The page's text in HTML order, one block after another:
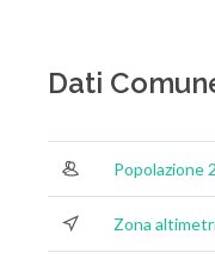
Dati
Popolazione
Zona